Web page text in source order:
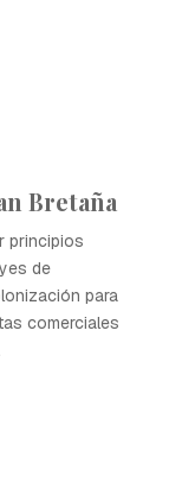
Bretaña
principios
de
para
comerciales